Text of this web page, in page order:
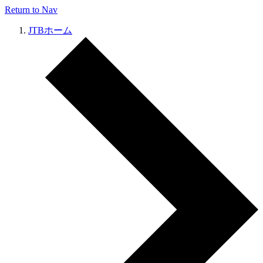
Return to Nav
JTBホーム